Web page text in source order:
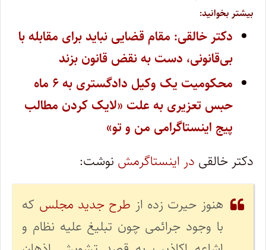
بیشتر بخوانید:
دکتر خالقی: مقام قضایی نباید برای مقابله با
بی‌قانونی، دست به نقض قانون بزند
محکومیت یک وکیل دادگستری به ۶ ماه
حبس تعزیری به علت «لایک کردن مطالب
پیج اینستاگرامی من و تو»
دکتر خالقی در اینستاگرمش نوشت:
هنوز حیرت زده از طرح جدید مجلس که
با وجود جرائمی چون تبلیغ علیه نظام و